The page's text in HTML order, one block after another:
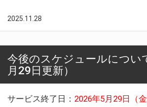
2025.11.28
今後のスケジュールについ
月29日更新）
サービス終了日： 2026年5月29日（金